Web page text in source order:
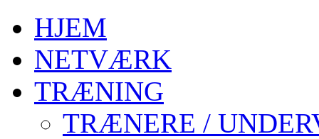
HJEM
NETVÆRK
TRÆNING
TRÆNERE /